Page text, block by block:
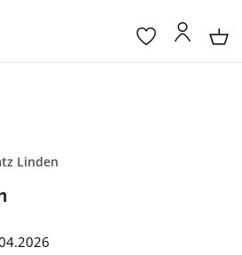
Linden